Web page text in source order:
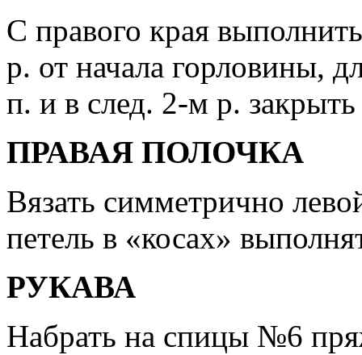
С правого края
р. от начала горловины,
п. и в след. 2-м р.
ПРАВАЯ ПОЛОЧКА
Вязать симметрично
петель в «косах»
РУКАВА
Набрать на спицы №6